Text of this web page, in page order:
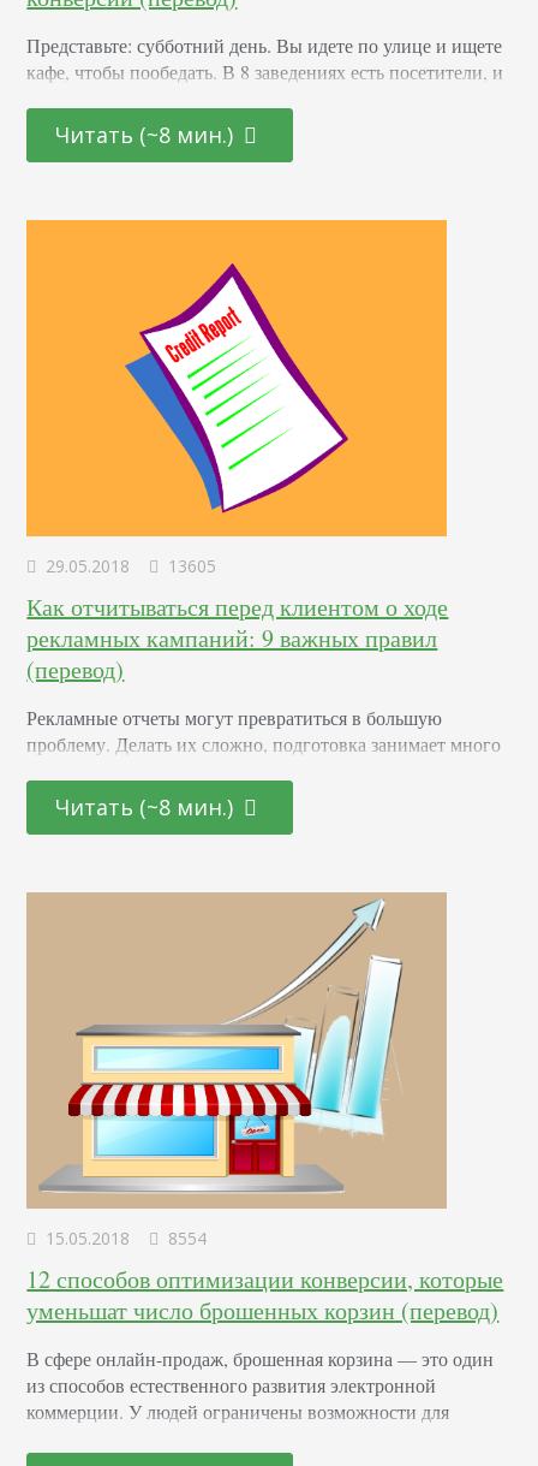
Представьте: субботний день. Вы идете по улице и ищете
кафе, чтобы пообедать. В 8 заведениях есть посетители, и
посетителей, или где кто-то уже обедает? Большинство
людей пойдет туда, где уже есть клиенты. Это не просто
Читать (~8 мин.)
29.05.2018 13605
Как отчитываться перед клиентом о ходе
рекламных кампаний: 9 важных правил
(перевод)
Рекламные отчеты могут превратиться в большую
проблему. Делать их сложно, подготовка занимает много
может предоставить аналитик, часто вообще не
пересекаются. Весь объем данных иногда просто трудно
отчетности, составить готовые шаблоны, разработать
универсальные методы анализа данных…
Читать (~8 мин.)
15.05.2018 8554
12 способов оптимизации конверсии, которые
уменьшат число брошенных корзин (перевод)
В сфере онлайн-продаж, брошенная корзина — это один
из способов естественного развития электронной
коммерции. У людей ограничены возможности для